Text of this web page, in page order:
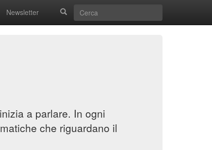
Newsletter
a parlare. In ogni
che riguardano il